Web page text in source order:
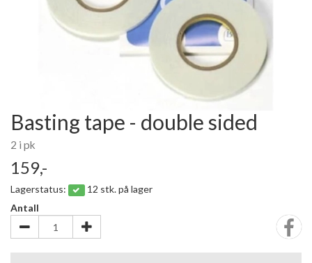
Basting tape - double sided
2 i pk
159,-
Lagerstatus:
12 stk. på lager
Antall